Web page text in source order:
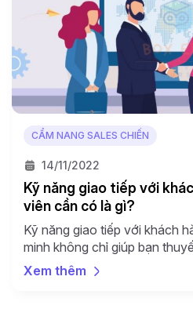
CẨM NANG SALES CHIẾN
14/11/2022
Kỹ năng giao tiếp với
viên cần có là gì?
Kỹ năng giao tiếp với khách
minh không chỉ giúp bạn
còn giúp bạn xây dựng được
mang lại nhiều lợi ích cho sự
Xem thêm